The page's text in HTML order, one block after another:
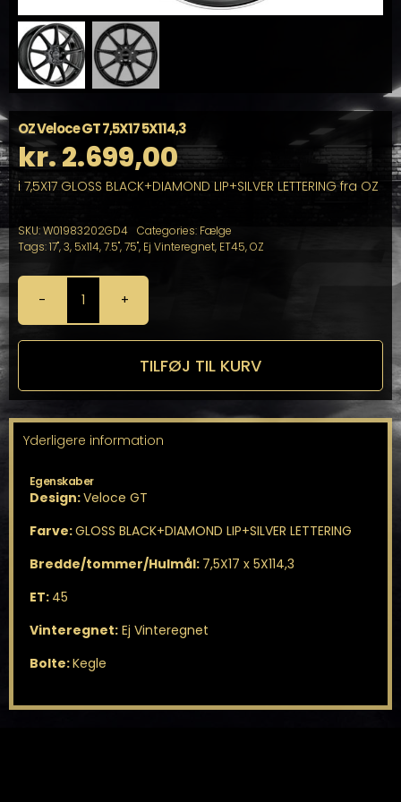
OZ Veloce GT 7,5X17 5X114,3
kr.2.699,00
i 7,5X17 GLOSS BLACK+DIAMOND LIP+SILVER LETTERING fra OZ
SKU:W01983202GD4 Categories: Fælge
Tags:17",3, 5x114,7.5",75", Ej Vinteregnet, ET45,OZ
OZ
Veloce
GT
antal
TILFØJ TIL KURV
Yderligere information
Egenskaber
Design:Veloce GT
Farve:GLOSS BLACK+DIAMOND LIP+SILVER LETTERING
Bredde/tommer/Hulmål: 7,5X17 x 5X114,3
ET: 45
Vinteregnet:Ej Vinteregnet
Bolte:Kegle